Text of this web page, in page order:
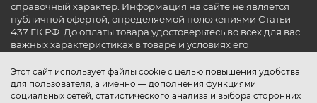
Этот сайт использует файлы cookie с целью повышения удобства
для пользователя, а именно — дополнения функциями
социальных сетей, статистического анализа и выбора сторонних
справочный характер. Информация на сайте не является
публичной офертой, определяемой положениями Статьи
437 ГК РФ. До оплаты товара удостоверьтесь во всех для вас
важных характеристиках в товаре и условиях его